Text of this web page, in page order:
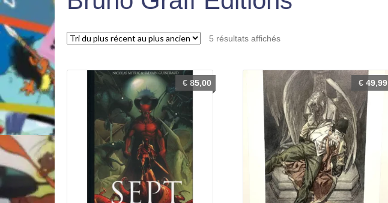
5 résultats affichésTrié
récent
au
plus
ancien
€85,00 €49,99